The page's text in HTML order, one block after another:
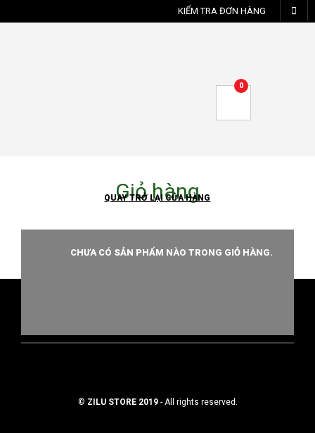
KIỂM TRA ĐƠN HÀNG
0
Giỏ hàng
CHƯA CÓ SẢN PHẨM NÀO TRONG GIỎ HÀNG.
QUAY TRỞ LẠI CỬA HÀNG
© ZILU STORE 2019- All rights reserved.